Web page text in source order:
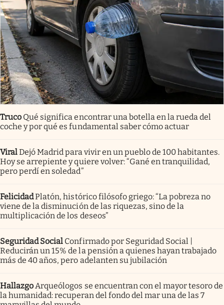
Truco Qué significa encontrar una botella en la rueda del
coche y por qué es fundamental saber cómo actuar
ViralDejó Madrid para vivir en un pueblo de 100 habitantes.
Hoy se arrepiente y quiere volver: “Gané en tranquilidad,
pero perdí en soledad”
FelicidadPlatón, histórico filósofo griego: “La pobreza no
viene de la disminución de las riquezas, sino de la
multiplicación de los deseos”
Seguridad Social Confirmado por Seguridad Social |
Reducirán un 15% de la pensión a quienes hayan trabajado
más de 40 años, pero adelanten su jubilación
HallazgoArqueólogos se encuentran con el mayor tesoro de
la humanidad: recuperan del fondo del mar una de las 7